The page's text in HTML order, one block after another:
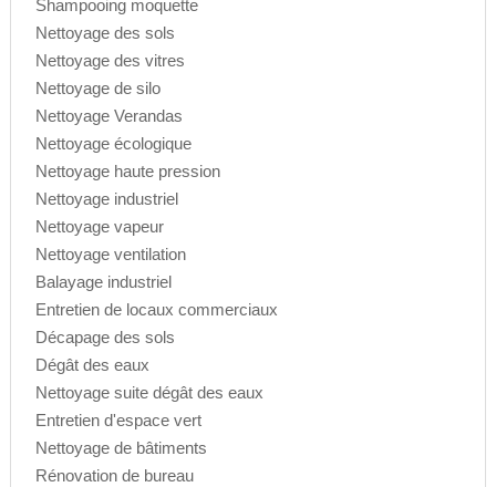
Shampooing moquette
Nettoyage des sols
Nettoyage des vitres
Nettoyage de silo
Nettoyage Verandas
Nettoyage écologique
Nettoyage haute pression
Nettoyage industriel
Nettoyage vapeur
Nettoyage ventilation
Balayage industriel
Entretien de locaux commerciaux
Décapage des sols
Dégât des eaux
Nettoyage suite dégât des eaux
Entretien d'espace vert
Nettoyage de bâtiments
Rénovation de bureau